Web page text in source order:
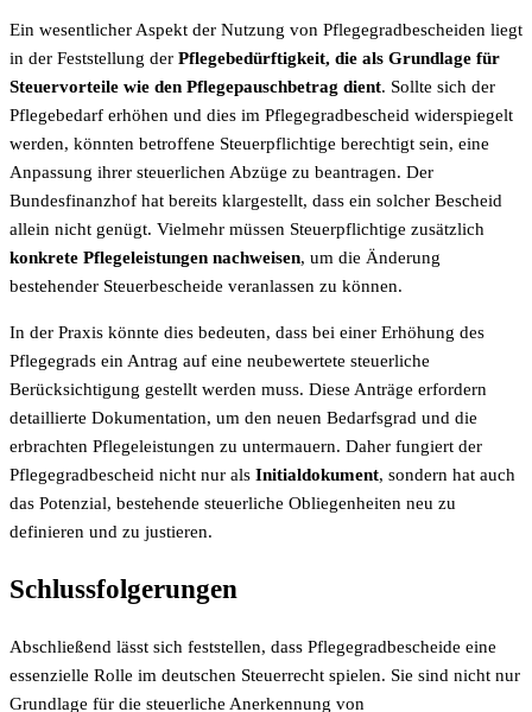
Ein wesentlicher Aspekt der Nutzung von Pflegegradbescheiden liegt
in der Feststellung der Pflegebedürftigkeit, die als Grundlage für
Steuervorteile wie den Pflegepauschbetrag dient. Sollte sich der
Pflegebedarf erhöhen und dies im Pflegegradbescheid widerspiegelt
werden, könnten betroffene Steuerpflichtige berechtigt sein, eine
Anpassung ihrer steuerlichen Abzüge zu beantragen. Der
Bundesfinanzhof hat bereits klargestellt, dass ein solcher Bescheid
allein nicht genügt. Vielmehr müssen Steuerpflichtige zusätzlich
konkrete Pflegeleistungen nachweisen, um die Änderung
bestehender Steuerbescheide veranlassen zu können.
In der Praxis könnte dies bedeuten, dass bei einer Erhöhung des
Pflegegrads ein Antrag auf eine neubewertete steuerliche
Berücksichtigung gestellt werden muss. Diese Anträge erfordern
detaillierte Dokumentation, um den neuen Bedarfsgrad und die
erbrachten Pflegeleistungen zu untermauern. Daher fungiert der
Pflegegradbescheid nicht nur als Initialdokument, sondern hat auch
das Potenzial, bestehende steuerliche Obliegenheiten neu zu
definieren und zu justieren.
Schlussfolgerungen
Abschließend lässt sich feststellen, dass Pflegegradbescheide eine
essenzielle Rolle im deutschen Steuerrecht spielen. Sie sind nicht nur
Grundlage für die steuerliche Anerkennung von